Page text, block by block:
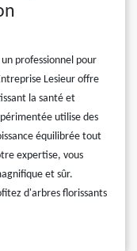
professionnel pour
Lesieur offre
la santé et
utilise des
équilibrée tout
expertise, vous
et sûr.
d'arbres florissants